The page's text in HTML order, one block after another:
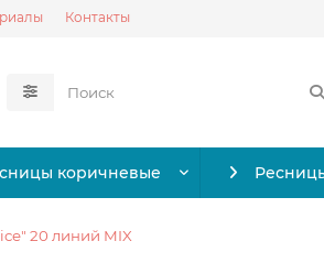
Контакты
коричневые
20 линий MIX